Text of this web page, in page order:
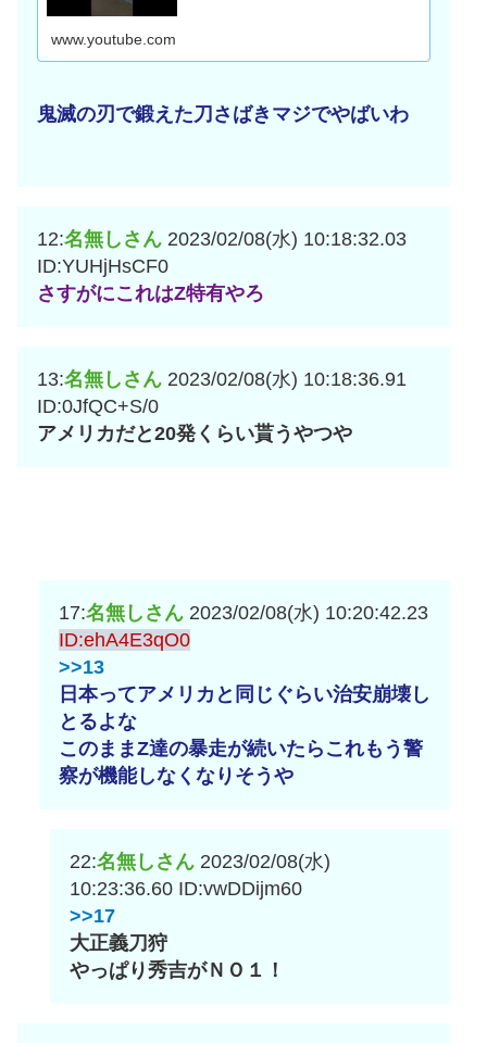
www.youtube.com
鬼滅の刃で鍛えた刀さばきマジでやばいわ
12:名無しさん 2023/02/08(水) 10:18:32.03
ID:YUHjHsCF0
さすがにこれはZ特有やろ
13:名無しさん 2023/02/08(水) 10:18:36.91
ID:0JfQC+S/0
アメリカだと20発くらい貰うやつや
17:名無しさん 2023/02/08(水) 10:20:42.23
ID:ehA4E3qO0
>>13
日本ってアメリカと同じぐらい治安崩壊し
とるよな
このままZ達の暴走が続いたらこれもう警
察が機能しなくなりそうや
22:名無しさん 2023/02/08(水)
10:23:36.60 ID:vwDDijm60
>>17
大正義刀狩
やっぱり秀吉がＮＯ１！